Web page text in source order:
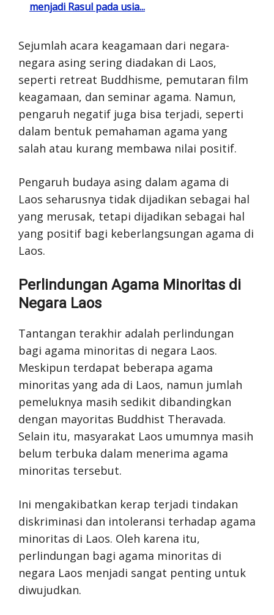
menjadi Rasul pada usia...
Sejumlah acara keagamaan dari negara-
negara asing sering diadakan di Laos,
seperti retreat Buddhisme, pemutaran film
keagamaan, dan seminar agama. Namun,
pengaruh negatif juga bisa terjadi, seperti
dalam bentuk pemahaman agama yang
salah atau kurang membawa nilai positif.
Pengaruh budaya asing dalam agama di
Laos seharusnya tidak dijadikan sebagai hal
yang merusak, tetapi dijadikan sebagai hal
yang positif bagi keberlangsungan agama di
Laos.
Perlindungan Agama Minoritas di
Negara Laos
Tantangan terakhir adalah perlindungan
bagi agama minoritas di negara Laos.
Meskipun terdapat beberapa agama
minoritas yang ada di Laos, namun jumlah
pemeluknya masih sedikit dibandingkan
dengan mayoritas Buddhist Theravada.
Selain itu, masyarakat Laos umumnya masih
belum terbuka dalam menerima agama
minoritas tersebut.
Ini mengakibatkan kerap terjadi tindakan
diskriminasi dan intoleransi terhadap agama
minoritas di Laos. Oleh karena itu,
perlindungan bagi agama minoritas di
negara Laos menjadi sangat penting untuk
diwujudkan.